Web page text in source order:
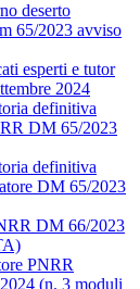
deserto
65/2023 avviso
esperti e tutor
2024
definitiva
DM 65/2023
definitiva
DM 65/2023
DM 66/2023
PNRR
(n. 3 moduli